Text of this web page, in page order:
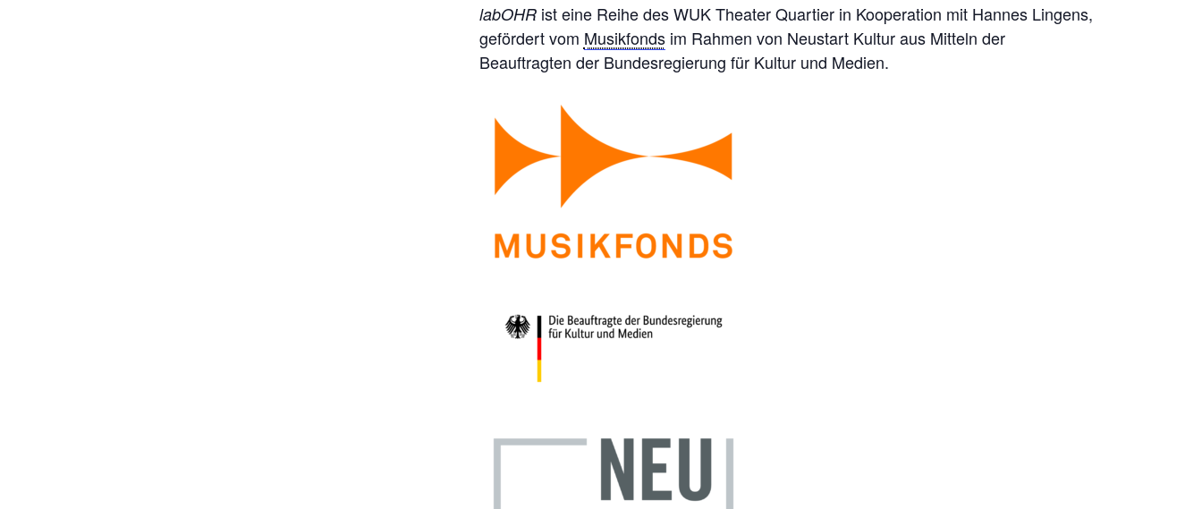
labOHRist eine Reihe des WUK Theater Quartier in Kooperation mit Hannes Lingens,
gefördert vom Musikfondsim Rahmen von Neustart Kultur aus Mitteln der
Beauftragten der Bundesregierung für Kultur und Medien.